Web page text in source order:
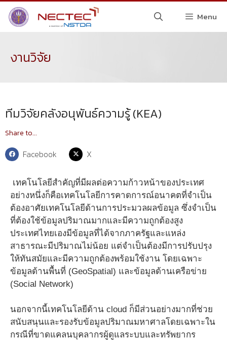
Menu
งานวิจัย
ทีมวิจัยคลังอนุพันธ์ความรู้ (KEA)
Share to...
Facebook X
เทคโนโลยีสำคัญที่มีผลต่อความก้าวหน้าของประเทศ
อย่างหนึ่งก็คือเทคโนโลยีการคาดการณ์อนาคตที่จำเป็น
ต้องอาศัยเทคโนโลยีด้านการประมวลผลข้อมูล ซึ่งจำเป็น
ที่ต้องใช้ข้อมูลปริมาณมากและมีความถูกต้องสูง
ประเทศไทยเองมีข้อมูลที่ได้จากภาครัฐและแหล่ง
สาธารณะมีปริมาณไม่น้อย แต่จำเป็นต้องมีการปรับปรุง
ให้ทันสมัยและมีความถูกต้องพร้อมใช้งาน โดยเฉพาะ
ข้อมูลด้านพื้นที่ (GeoSpatial) และข้อมูลด้านเครือข่าย
(Social Network)
นอกจากนี้เทคโนโลยีด้าน cloud ก็มีส่วนอย่างมากที่ช่วย
สนับสนุนและรองรับข้อมูลปริมาณมหาศาลโดยเฉพาะใน
กรณีที่ขาดแคลนบุคลากรผู้ดูแลระบบและทรัพยากร